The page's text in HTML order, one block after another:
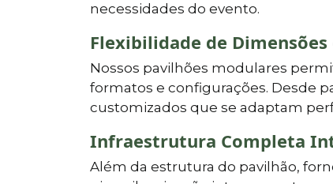
necessidades do evento.
Flexibilidade de
Nossos pavilhões modulares
formatos e configurações. Desde
customizados que se adaptam
Infraestrutura Completa
Além da estrutura do pavilhão,